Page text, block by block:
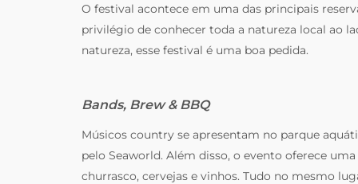
O festival acontece em uma das principais
privilégio de conhecer toda a natureza local ao
natureza, esse festival é uma boa pedida.
Bands, Brew & BBQ
Músicos country se apresentam no parque
pelo Seaworld. Além disso, o evento oferece
churrasco, cervejas e vinhos. Tudo no mesmo